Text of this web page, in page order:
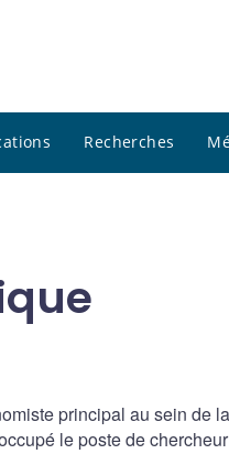
Recherches
principal au sein de
le poste de